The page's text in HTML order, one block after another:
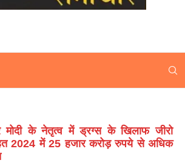
मोदी के नेतृत्व में ड्रग्स के खिलाफ जीरो
2024 में 25 हजार करोड़ रुपये से अधिक